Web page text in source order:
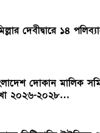
দেবীদ্বারে ১৪
দোকান মালিক
২০২৬-২০২৮…